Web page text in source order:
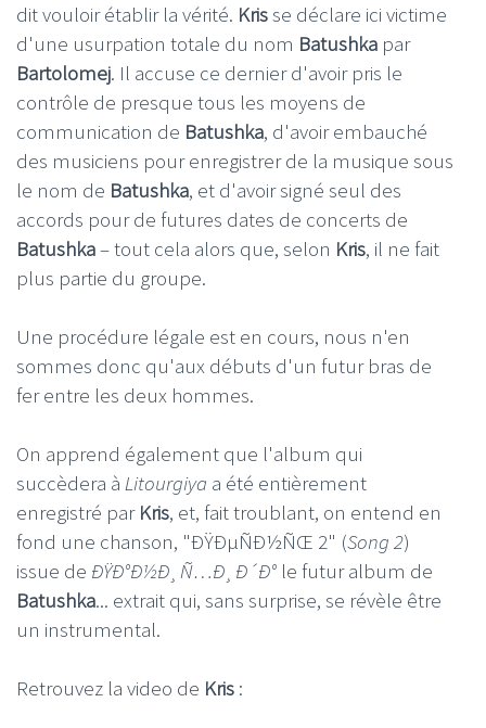
dit vouloir établir la vérité. Krisse déclare ici victime
d'une usurpation totale du nom Batushka par
Bartolomej. Il accuse ce dernier d'avoir pris le
contrôle de presque tous les moyens de
communication de Batushka, d'avoir embauché
des musiciens pour enregistrer de la musique sous
le nom de Batushka, et d'avoir signé seul des
accords pour de futures dates de concerts de
Batushka– tout cela alors que, selon Kris, il ne fait
plus partie du groupe.
Une procédure légale est en cours, nous n'en
sommes donc qu'aux débuts d'un futur bras de
fer entre les deux hommes.
On apprend également que l'album qui
succèdera à Litourgiya a été entièrement
enregistré par Kris, et, fait troublant, on entend en
fond une chanson, "ÐŸÐµÑÐ½ÑŒ 2" (Song 2)
issue de ÐŸÐ°Ð½Ð¸Ñ…Ð¸Ð´Ð° le futur album de
Batushka... extrait qui, sans surprise, se révèle être
un instrumental.
Retrouvez la video de Kris :